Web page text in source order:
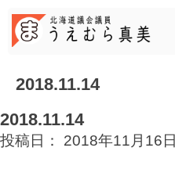
content
2018.11.14
2018.11.14
投稿日： 2018年11月16日